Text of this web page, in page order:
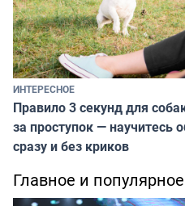
ИНТЕРЕСНОЕ
Правило 3 секунд для
за проступок — научитесь
сразу и без криков
Главное и популярное